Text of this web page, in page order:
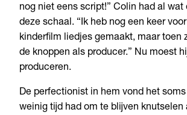
nog niet eens script!” Colin had al wat
deze schaal. “Ik heb nog een keer
kinderfilm liedjes gemaakt, maar toen
de knoppen als producer.” Nu moest
produceren.
De perfectionist in hem vond het
weinig tijd had om te blijven knutselen